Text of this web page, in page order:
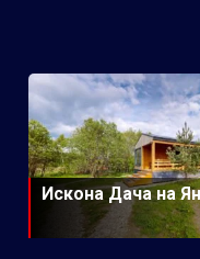
Искона Дача на